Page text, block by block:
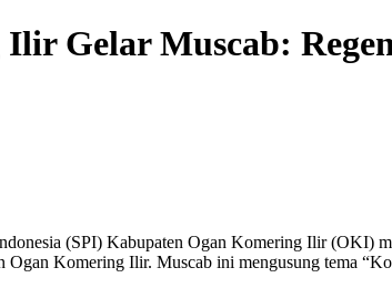
Gelar Muscab:
(SPI) Kabupaten Ogan Komering Ilir (OKI)
Ogan Komering Ilir. Muscab ini mengusung tema